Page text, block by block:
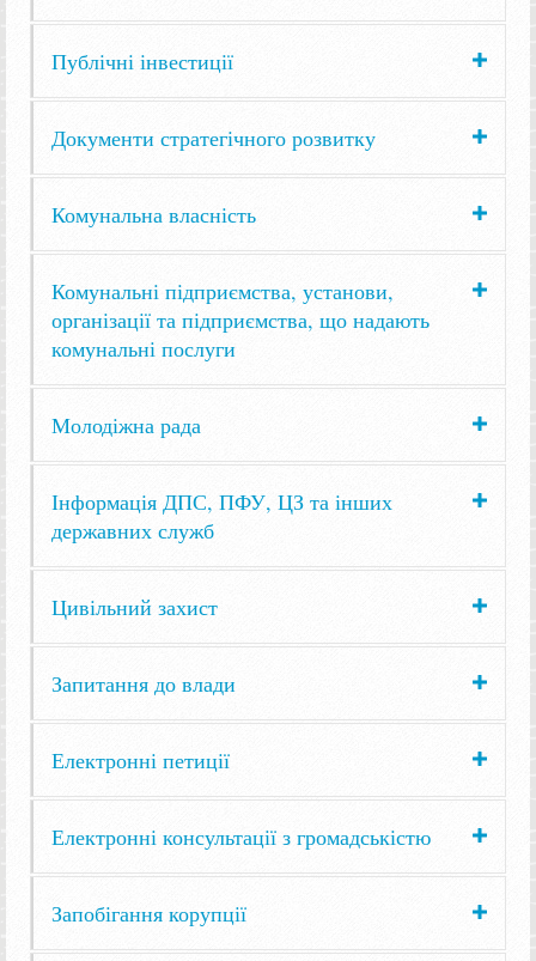
Публічні інвестиції
Документи стратегічного розвитку
Комунальна власність
Комунальні підприємства, установи,
організації та підприємства, що надають
комунальні послуги
Молодіжна рада
Інформація ДПС, ПФУ, ЦЗ та інших
державних служб
Цивільний захист
Запитання до влади
Електронні петиції
Електронні консультації з громадськістю
Запобігання корупції